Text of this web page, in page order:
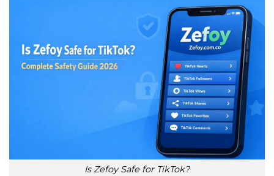
Is Zefoy Safe for TikTok?